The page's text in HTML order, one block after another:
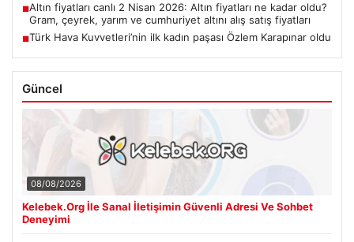
■Altın fiyatları canlı 2 Nisan 2026: Altın fiyatları ne kadar oldu?
Gram, çeyrek, yarım ve cumhuriyet altını alış satış fiyatları
■Türk Hava Kuvvetleri’nin ilk kadın paşası Özlem Karapınar oldu
Güncel
08/08/2026
Kelebek.Org İle Sanal İletişimin Güvenli Adresi Ve Sohbet
Deneyimi